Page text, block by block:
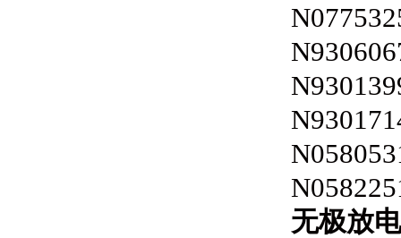
无极放